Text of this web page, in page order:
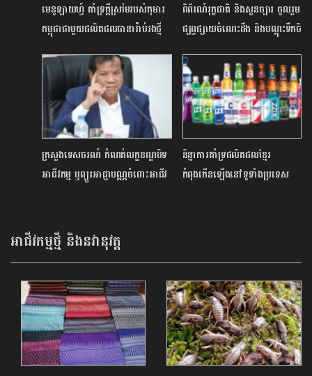
មេនូឡាយហ្វ៍ គាំទ្រក្តីស្រមៃរបស់កុមារ
កម្ពុជាជាមួយផលិតផលធានារ៉ាប់រងថ្មី
Pak Rinha)”
ពិព័រណ៍រុក្ខជាតិ និងសួនច្បារ ចូលរួម
ផ្សព្វផ្សាយចំណេះដឹង និងបណ្តុះទឹកចិត្ត
ក្រសួងទេសចរណ៍ កំណត់លក្ខខណ្ឌបិទ
អាជីវកម្ម ឬព្យួរអាជ្ញាបណ្ណចំពោះអាជីវ
និន្នាការគាំទ្រផលិតផលខ្មែរ
កំពុងកើនឡើងនៅទូទាំងប្រទេស
អាជីវកម្មថ្មី និងនវានុវត្ត